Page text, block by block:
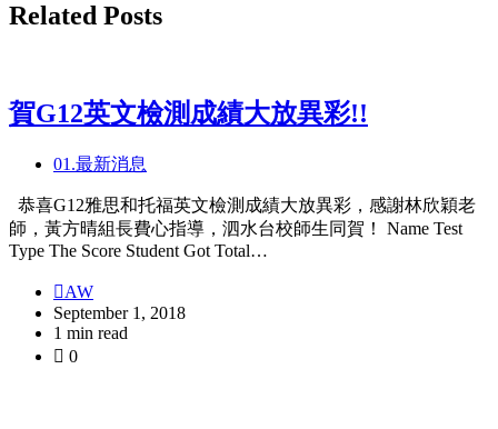
Related Posts
賀G12英文檢測成績大放異彩!!
01.最新消息
恭喜G12雅思和托福英文檢測成績大放異彩，感謝林欣穎老
師，黃方晴組長費心指導，泗水台校師生同賀！ Name Test
Type The Score Student Got Total…
AW
September 1, 2018
1 min read
0